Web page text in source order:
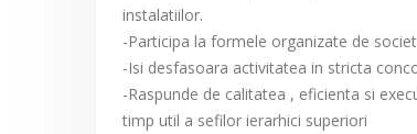
instalatiilor.
-Participa la formele organizate de
-Isi desfasoara activitatea in stricta
-Raspunde de calitatea , eficienta si
timp util a sefilor ierarhici superiori